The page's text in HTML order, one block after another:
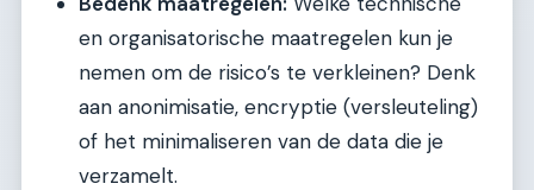
en organisatorische maatregelen kun je
nemen om de risico’s te verkleinen? Denk
aan anonimisatie, encryptie (versleuteling)
of het minimaliseren van de data die je
verzamelt.